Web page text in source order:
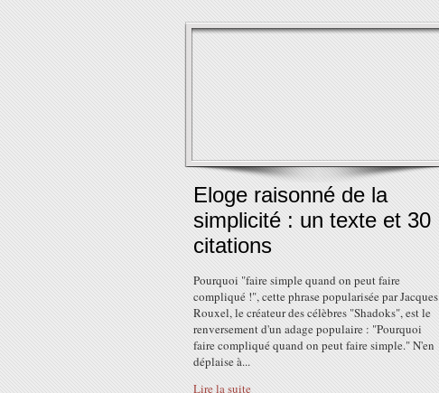
Eloge raisonné de la
simplicité : un texte et 30
citations
Pourquoi "faire simple quand on peut faire
compliqué !", cette phrase popularisée par Jacques
Rouxel, le créateur des célèbres "Shadoks", est le
renversement d'un adage populaire : "Pourquoi
faire compliqué quand on peut faire simple." N'en
déplaise à...
Lire la suite